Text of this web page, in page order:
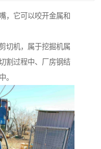
，它可以咬开金属和
切机，属于挖掘机属
割过程中、厂房钢结
。